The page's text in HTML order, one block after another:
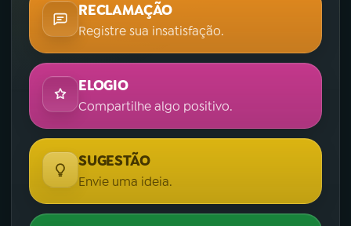
RECLAMAÇÃO
Registre sua insatisfação.
ELOGIO
Compartilhe algo positivo.
SUGESTÃO
Envie uma ideia.